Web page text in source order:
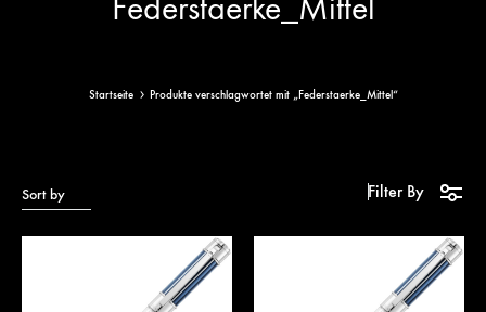
Sterlingsilber
Federstaerke_Mittel
Startseite Produkte verschlagwortet mit „Federstaerke_Mittel“
Sort by Filter By